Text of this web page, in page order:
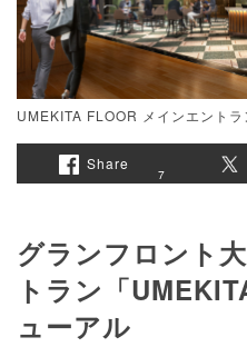
UMEKITA FLOOR メインエント
Share
7
グランフロント
トラン「
ューアル